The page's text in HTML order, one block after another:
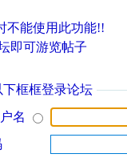
不能使用此功能!!
即可游览帖子
下框框登录论坛
名